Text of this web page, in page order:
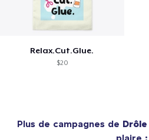
Relax.Cut.Glue.
$20
Plus de campagnes de Drôle
plaire :